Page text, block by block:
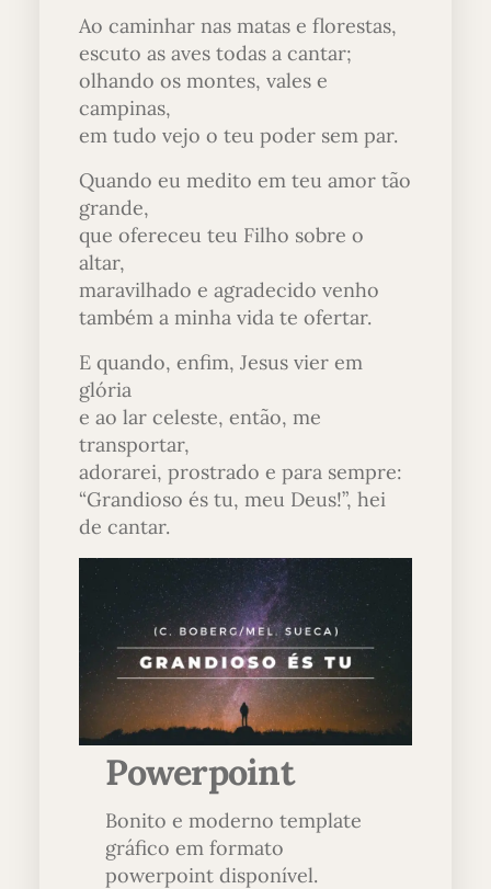
Ao caminhar nas matas e florestas,
escuto as aves todas a cantar;
olhando os montes, vales e
campinas,
em tudo vejo o teu poder sem par.
Quando eu medito em teu amor tão
grande,
que ofereceu teu Filho sobre o
altar,
maravilhado e agradecido venho
também a minha vida te ofertar.
E quando, enfim, Jesus vier em
glória
e ao lar celeste, então, me
transportar,
adorarei, prostrado e para sempre:
“Grandioso és tu, meu Deus!”, hei
de cantar.
Powerpoint
Bonito e moderno template
gráfico em formato
powerpoint disponível.